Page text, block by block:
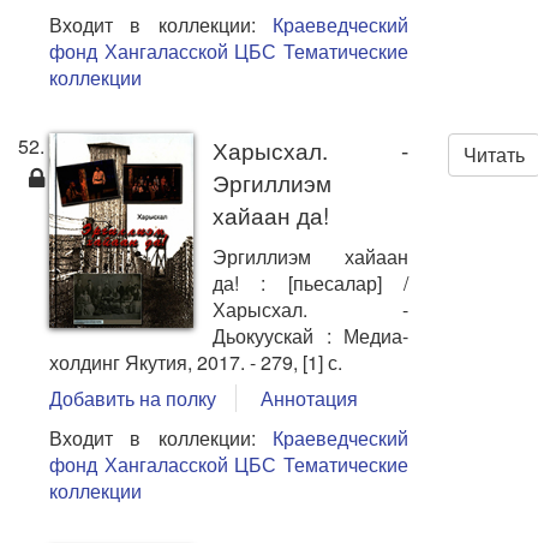
Входит в коллекции: Краеведческий
фонд Хангаласской ЦБС Тематические
коллекции
52. Читать
Харысхал. -
Эргиллиэм
хайаан да!
Эргиллиэм хайаан
да! : [пьесалар] /
Харысхал. -
Дьокуускай : Медиа-
холдинг Якутия, 2017. - 279, [1] с.
Добавить на полку
Аннотация
Входит в коллекции: Краеведческий
фонд Хангаласской ЦБС Тематические
коллекции